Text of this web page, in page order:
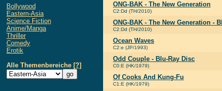
Bollywood
Eastern-Asia
Science Fiction
Anime/Manga
Thriller
Comedy
Erotik
Alle Themenbereiche [?]
ONG-BAK - The New Generation
C2:Dd (TH/2010)
ONG-BAK - The New Generation -
C2:Dd (TH/2010)
Ocean Waves
C2:e (JP/1993)
Odd Couple - Blu-Ray Disc
C0:E (HK/1979)
Of Cooks And Kung-Fu
C1:E (HK/1979)